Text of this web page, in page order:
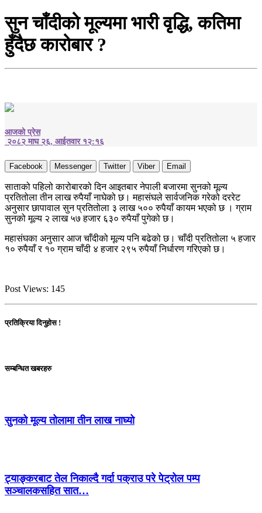
सुन चाँदीको मूल्यमा भारी वृद्धि, कतिमा
हुँदैछ कारोबार ?
आजको प्रेस
२०८२ माघ २६, आईतवार १२:१६
Facebook Messenger Twitter Viber Email
साताको पहिलो कारोबारको दिन आइतबार नेपाली बजारमा सुनको मूल्य
प्रतितोला तीन लाख रुपैयाँ नाघेको छ। महासंघले सार्वजनिक गरेको दररेट
अनुसार छापावाल सुन प्रतितोला ३ लाख ५०० रुपैयाँ कायम भएको छ । ग्राम
सुनको मूल्य २ लाख ५७ हजार ६३० रुपैयाँ पुगेको छ।
महासंघका अनुसार आज चाँदीको मूल्य पनि बढेको छ। चाँदी प्रतितोला ५ हजार
१० रुपैयाँ र १० ग्राम चाँदी ४ हजार २९५ रुपैयाँ निर्धारण गरिएको छ।
Post Views: 145
प्रतिक्रिया दिनुहोस !
सम्बन्धित खबरहरु
सुनको मूल्य तोलामा तीन लाख नाघ्यो
ट्याङ्करबाट तेल निकाल्दै गर्दा पक्राउ परे पेट्रोल पम्प
सञ्चालकसहित सात…